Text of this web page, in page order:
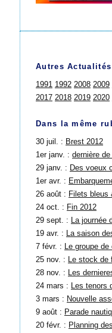
Autres Actualités
1991 1992 2008 2009
2017 2018 2019 2020
Dans la même
30 juil. : Brest 2012
1er janv. : dernière
29 janv. : Des voeux
1er avr. :
26 août : Filets bleus
24 oct. : Fin 2012
29 sept. : La journée
19 avr. : La saison
7 févr. : Le groupe
25 nov. : Le stock de
28 nov. : Les
24 mars : Les tenors
3 mars : Nouvelle
9 août : Parade
20 févr. : Planning